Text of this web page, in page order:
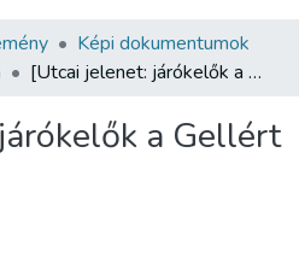
Képi dokumentumok
[Utcai jelenet: járókelők a Gellért Szálló előtt]
a Gellért